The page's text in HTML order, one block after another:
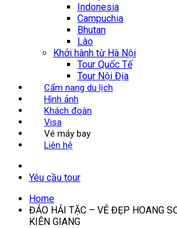
Indonesia
Campuchia
Bhutan
Lào
Khởi hành từ Hà Nội
Tour Quốc Tế
Tour Nội Địa
Cẩm nang du lịch
Hình ảnh
Khách đoàn
Visa
Vé máy bay
Liên hệ
Yêu cầu tour
Home
ĐẢO HẢI TẶC – VẺ ĐẸP HOANG
KIÊN GIANG